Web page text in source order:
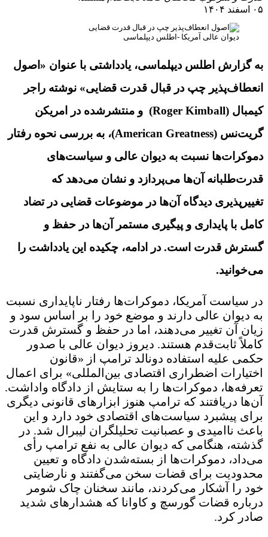
۰۵ اسفند ۱۴۰۴
دیوان عالی آمریکا -اطلس دیپلماسی
به گزارش اطلس دیپلماسی، یادداشتی با عنوان «اصول
انعطاف‌پذیر چپ در قبال قدرت قضایی» نوشته راجر
کیمبال (Roger Kimball) و منتشرشده در امریکن
گریت‌نس (American Greatness)، به بررسی نحوه رفتار
دموکرات‌ها نسبت به دیوان عالی و سیاست‌های
قدرت‌طلبانه آن‌ها می‌پردازد و نشان می‌دهد که
تغییرپذیری دیدگاه آن‌ها در موضوعات قضایی در تضاد
کامل با پایداری و پیگیری مستمر آن‌ها در حفظ و
گسترش قدرت است. در ادامه، چکیده این یادداشت را
می‌خوانید.
در سیاست آمریکا، دموکرات‌ها رفتار ناپایداری نسبت
به دیوان عالی دارند و موضع خود را بر اساس سود و
زیان آن تغییر می‌دهند، اما در حفظ و گسترش قدرت
کاملاً ثابت‌قدم هستند. دیروز دیوان عالی با صدور
حکمی علیه استفاده دونالد ترامپ از «قانون
اختیارات اضطراری اقتصادی بین‌المللی» برای اعمال
تعرفه‌ها، دموکرات‌ها را به ستایش از دادگاه واداشت.
آن‌ها دریافتند که ترامپ هنوز ابزارهای قانونی دیگری
برای پیشبرد سیاست‌های اقتصادی خود دارد و این
باعث ناامیدی و عصبانیت تحلیلگران لیبرال شد. در
گذشته، هنگامی که دیوان عالی به نفع ترامپ رأی
می‌داد، دموکرات‌ها از بسته‌شدن دادگاه و تعیین
محدودیت برای قضات سخن می‌گفتند و نارضایتی
خود را آشکار می‌کردند، مانند سخنان چاک شومر
درباره قضات گورسچ و کاوانا که هشدارهای شدید
صادر کرد.